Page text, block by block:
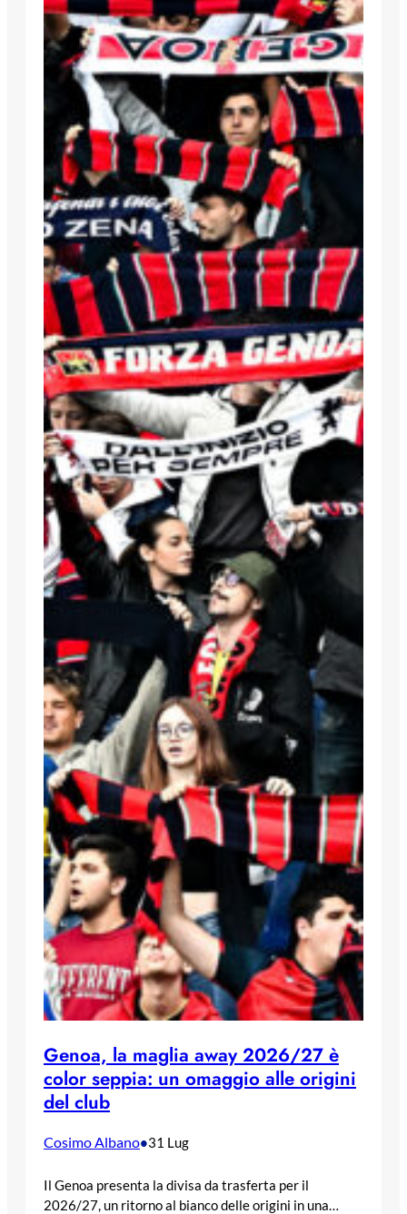
Genoa, la maglia away 2026/27 è
color seppia: un omaggio alle origini
del club
Cosimo Albano•31 Lug
Il Genoa presenta la divisa da trasferta per il
2026/27, un ritorno al bianco delle origini in una…